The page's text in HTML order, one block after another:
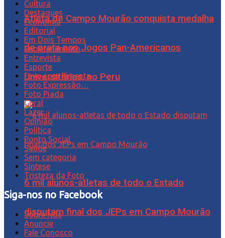
Atleta de Campo Mourão conquista medalha
de prata nos Jogos Pan-Americanos
Universitários, no Peru
6 mil alunos-atletas de todo o Estado
disputam final dos JEPs em Campo Mourão
Cultura
Destaques
Economia
Editorial
Em Dois Tempos
Entretenimento
Entrevista
Esporte
Favo com Pimenta
Foto Expressão…
Foto Piada
Geral
Lazer
Opinião
Política
Ponto Social
Saúde
Sem categoria
Síntese
Tristeza da Foto
Siga-nos no Facebook
Sobre Nós
Anuncie
Fale Conosco